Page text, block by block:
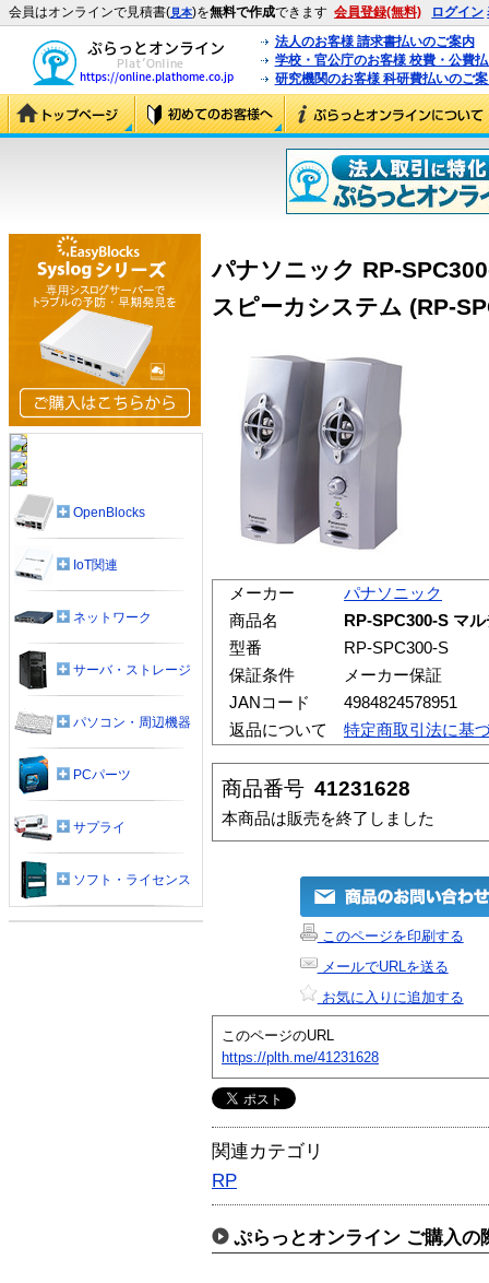
会員はオンラインで見積書(見本)を無料で作成できます 会員登録(無料) ログイン
法人のお客様 請求書払いのご案内
学校・官公庁のお客様 校費・公費
研究機関のお客様 科研費払いのご
パナソニック RP-
スピーカシステム (RP-
メーカー
パナソニック
商品名
RP-SPC300-S マ
型番
RP-SPC300-S
保証条件
メーカー保証
JANコード
4984824578951
返品について
特定商取引法に基
商品番号 41231628
本商品は販売を終了しました
このページを印刷する
メールでURLを送る
お気に入りに追加する
このページのURL
https://plth.me/41231628
関連カテゴリ
RP
ぷらっとオンライン ご購入の
OpenBlocks
IoT関連
ネットワーク
サーバ・ストレージ
パソコン・周辺機器
PCパーツ
サプライ
ソフト・ライセンス